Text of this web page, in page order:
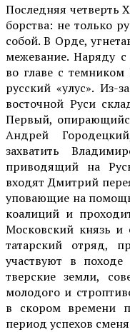
Последняя четверть
борства: не только
собой. В Орде,
межевание. Наряду
во главе с
рус­ский «улус». Из-
вос­точной Руси
Пер­вый,
Анд­рей
захватить
приводящий на
входят Дмитрий
уповающие на
коалиций и
Мос­ковский князь и
татар­ский отряд,
участвуют в
тверские земли,
молодого и
в скором времени
период успехов